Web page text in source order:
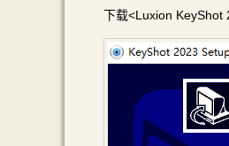
下载<Luxion KeyShot